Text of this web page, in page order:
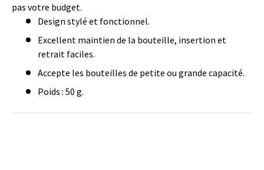
pas votre budget.
Design stylé et fonctionnel.
Excellent maintien de la bouteille, insertion et
retrait faciles.
Accepte les bouteilles de petite ou grande capacité.
Poids : 50 g.